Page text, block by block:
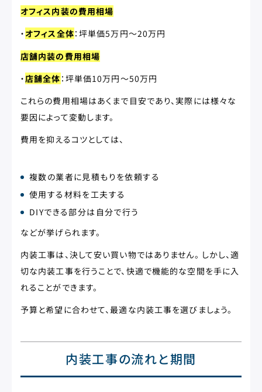
オフィス内装の費用相場
・ オフィス全体：坪単価5万円～20万円
店舗内装の費用相場
・店舗全体 ：坪単価10万円～50万円
これらの費用相場はあくまで目安であり、実際には様々な
要因によって変動します。
費用を抑えるコツとしては、
複数の業者に見積もりを依頼する
使用する材料を工夫する
DIYできる部分は自分で行う
などが挙げられます。
内装工事は、決して安い買い物ではありません。 しかし、適
切な内装工事を行うことで、快適で機能的な空間を手に入
れることができます。
予算と希望に合わせて、最適な内装工事を選びましょう。
内装工事の流れと期間